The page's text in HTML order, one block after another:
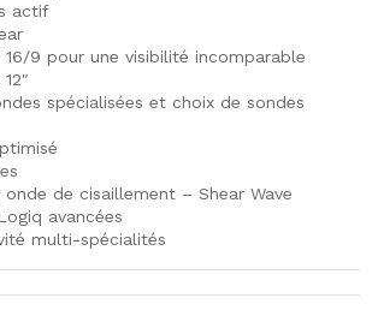
actif
16/9 pour une visibilité incomparable
spécialisées et choix de sondes
de cisaillement – Shear Wave
avancées
multi-spécialités